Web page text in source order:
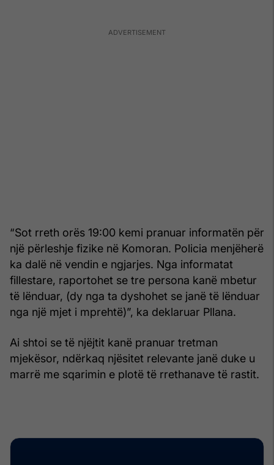
“Sot rreth orës 19:00 kemi pranuar informatën për
një përleshje fizike në Komoran. Policia menjëherë
ka dalë në vendin e ngjarjes. Nga informatat
fillestare, raportohet se tre persona kanë mbetur
të lënduar, (dy nga ta dyshohet se janë të lënduar
nga një mjet i mprehtë)”, ka deklaruar Pllana.
Ai shtoi se të njëjtit kanë pranuar tretman
mjekësor, ndërkaq njësitet relevante janë duke u
marrë me sqarimin e plotë të rrethanave të rastit.